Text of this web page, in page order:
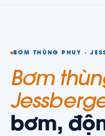
BƠM THÙNG PHUY ·
Bơm
bơm,